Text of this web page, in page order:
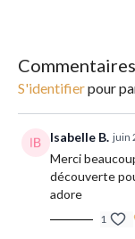
S'identifierpour
Isabelle B. juin
Merci
découverte
adore
1